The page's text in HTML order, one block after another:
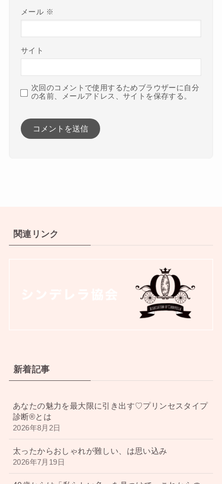
メール ※
サイト
次回のコメントで使用するためブラウザーに自分
の名前、メールアドレス、サイトを保存する。
関連リンク
新着記事
あなたの魅力を最大限に引き出す♡プリンセスタイプ
診断®︎とは
2026年8月2日
太ったからおしゃれが難しい、は思い込み
2026年7月19日